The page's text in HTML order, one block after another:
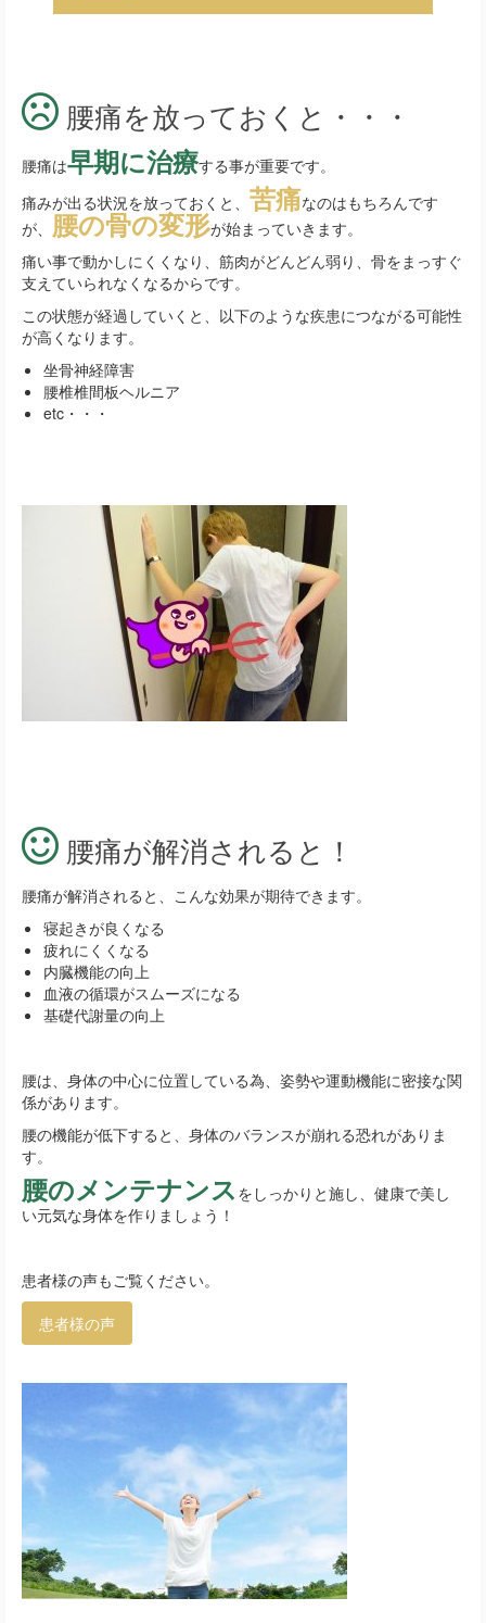
腰痛を放っておくと・・・
腰痛は早期に治療する事が重要です。
痛みが出る状況を放っておくと、 苦痛なのはもちろんです
が、 腰の骨の変形が始まっていきます。
痛い事で動かしにくくなり、筋肉がどんどん弱り、骨をまっすぐ
支えていられなくなるからです。
この状態が経過していくと、以下のような疾患につながる可能性
が高くなります。
坐骨神経障害
腰椎椎間板ヘルニア
etc・・・
腰痛が解消されると！
腰痛が解消されると、こんな効果が期待できます。
寝起きが良くなる
疲れにくくなる
内臓機能の向上
血液の循環がスムーズになる
基礎代謝量の向上
腰は、身体の中心に位置している為、姿勢や運動機能に密接な関
係があります。
腰の機能が低下すると、身体のバランスが崩れる恐れがありま
す。
腰のメンテナンス をしっかりと施し、健康で美し
い元気な身体を作りましょう！
患者様の声もご覧ください。
患者様の声